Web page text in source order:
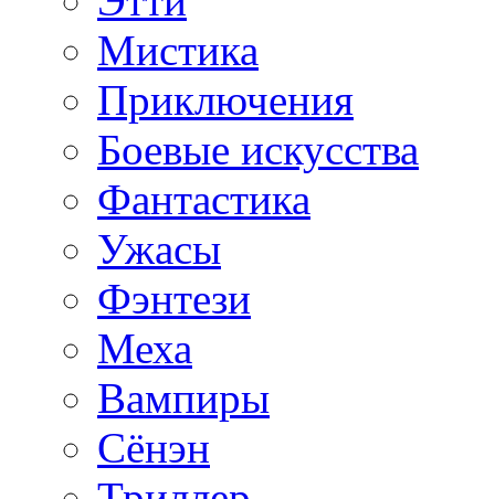
Мистика
Приключения
Боевые искусства
Фантастика
Ужасы
Фэнтези
Меха
Вампиры
Сёнэн